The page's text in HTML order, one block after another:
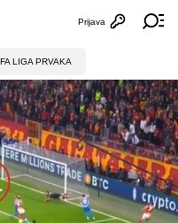
Otvori
Prijava
LIGA PRVAKA